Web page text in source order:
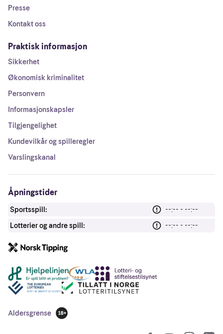
Presse
Kontakt oss
Praktisk informasjon
Sikkerhet
Økonomisk kriminalitet
Personvern
Informasjonskapsler
Tilgjengelighet
Kundevilkår og spilleregler
Varslingskanal
Åpningstider
Sportsspill:
--:-- - --:--
Lotterier og andre spill:
--:-- - --:--
Andre lenker
Aldersgrense
18 år